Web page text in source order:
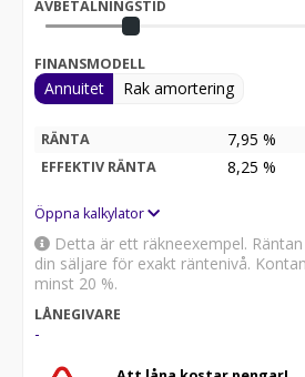
AVBETALNINGSTID
FINANSMODELL
Annuitet Rak amortering
RÄNTA 7,95 %
EFFEKTIV RÄNTA 8,25 %
Öppna kalkylator
Detta är ett räkneexempel.
din säljare för exakt räntenivå.
minst 20 %.
LÅNEGIVARE
-